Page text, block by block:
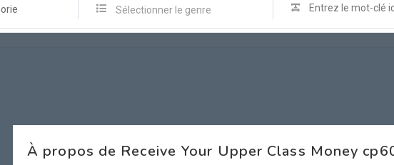
Sélectionner le genre
À propos de Receive Your Upper Class Money